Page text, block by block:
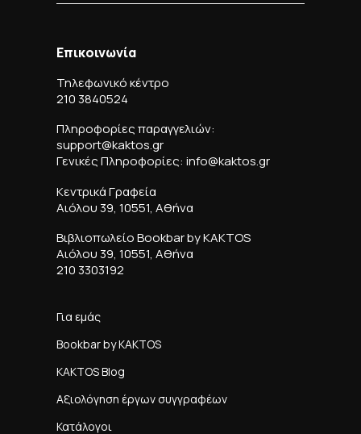
Επικοινωνία
Τηλεφωνικό κέντρο
210 3840524
Πληροφορίες παραγγελιών:
support@kaktos.gr
Γενικές Πληροφορίες: info@kaktos.gr
Κεντρικά Γραφεία
Αιόλου 39, 10551, Αθήνα
Βιβλιοπωλείο Bookbar by KAKTOS
Αιόλου 39, 10551, Αθήνα
210 3303192
Για εμάς
Bookbar by KAKTOS
KAKTOS Blog
Αξιολόγηση έργων συγγραφέων
Κατάλογοι